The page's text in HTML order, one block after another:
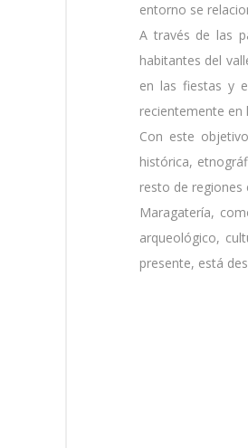
entorno se
A través de las
habitantes del
en las fiestas y
recientemente en
Con este
histórica,
resto de regiones
Maragatería,
arqueológico,
presente, está